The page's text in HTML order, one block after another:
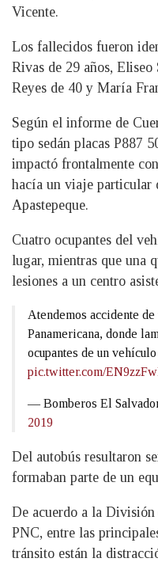
Vicente.
Los fallecidos fueron
Rivas de 29 años,
Reyes de 40 y María
Según el informe de
tipo sedán placas P887
impactó frontalmente
hacía un viaje particular
Apastepeque.
Cuatro ocupantes del
lugar, mientras que una
lesiones a un centro
Atendemos accidente
Panamericana, donde
ocupantes de un
pic.twitter.com/
— Bomberos El
2019
Del autobús resultaron
formaban parte de un
De acuerdo a la
PNC, entre las
tránsito están la